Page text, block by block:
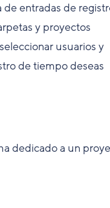
entradas de
y proyectos
usuarios y
de tiempo deseas
dedicado a un